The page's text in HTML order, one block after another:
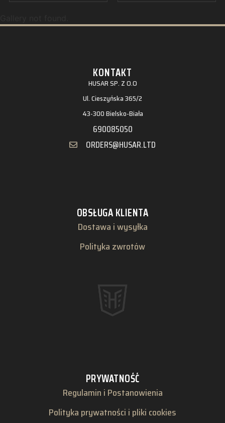
KONTAKT
HUSAR SP. Z O.O
Ul. Cieszyńska 365/2
43-300 Bielsko-Biała
690085050
ORDERS@HUSAR.LTD
OBSŁUGA KLIENTA
Dostawa i wysyłka
Polityka zwrotów
PRYWATNOŚĆ
Regulamin i Postanowienia
Polityka prywatności i pliki cookies